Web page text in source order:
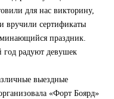
для нас викторину,
вручили сертификаты
праздник.
радуют девушек
выездные
«Форт Боярд»